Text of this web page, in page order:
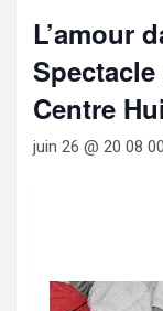
L’amour
Centre
juin 26 @ 20 08